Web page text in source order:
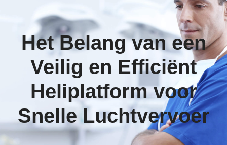
Het Belang van een
Veilig en Efficiënt
Heliplatform voor
Snelle Luchtvervoer